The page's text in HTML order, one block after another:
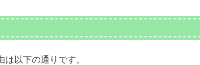
以下の通りです。